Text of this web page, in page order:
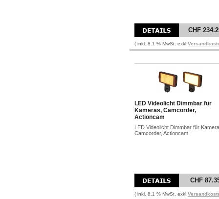
CHF
( inkl. 8.1 % MwSt. exkl.
LED Videolicht Dimmbar für
Kameras, Camcorder,
Actioncam
LED Videolicht Dimmbar für
Camcorder, Actioncam
CHF
( inkl. 8.1 % MwSt. exkl.